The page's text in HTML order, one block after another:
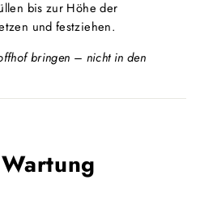
bis zur Höhe der
und festziehen.
bringen – nicht in den